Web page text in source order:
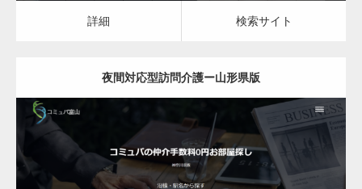
詳細 検索サイト
夜間対応型訪問介護ー山形県版
更新日： 2023.03.08